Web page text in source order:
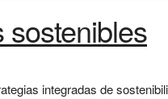
sostenibles
integradas de